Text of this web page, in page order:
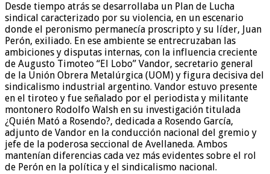
Desde tiempo atrás se desarrollaba un Plan de Lucha
sindical caracterizado por su violencia, en un escenario
donde el peronismo permanecía proscripto y su líder, Juan
Perón, exiliado. En ese ambiente se entrecruzaban las
ambiciones y disputas internas, con la influencia creciente
de Augusto Timoteo “El Lobo” Vandor, secretario general
de la Unión Obrera Metalúrgica (UOM) y figura decisiva del
sindicalismo industrial argentino. Vandor estuvo presente
en el tiroteo y fue señalado por el periodista y militante
montonero Rodolfo Walsh en su investigación titulada
¿Quién Mató a Rosendo?, dedicada a Rosendo García,
adjunto de Vandor en la conducción nacional del gremio y
jefe de la poderosa seccional de Avellaneda. Ambos
mantenían diferencias cada vez más evidentes sobre el rol
de Perón en la política y el sindicalismo nacional.